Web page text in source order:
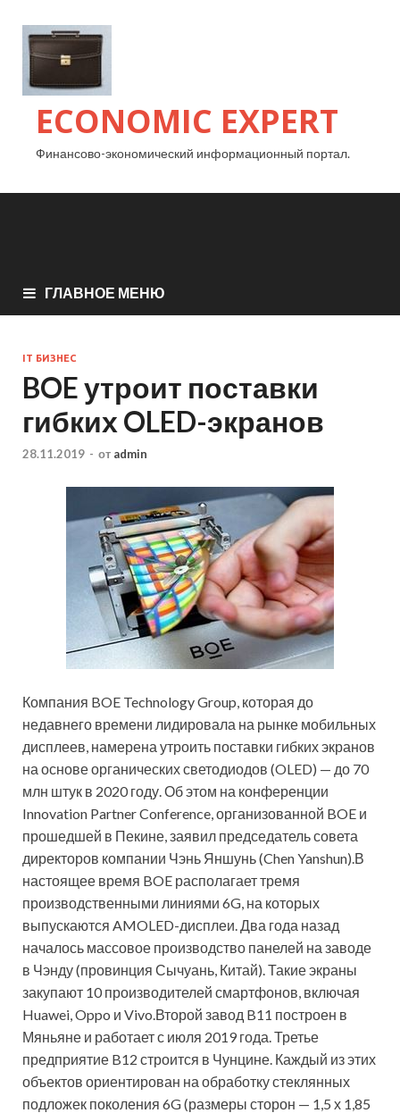
ECONOMIC EXPERT
Финансово-экономический информационный портал.
ГЛАВНОЕ МЕНЮ
IT БИЗНЕС
BOE утроит поставки
гибких OLED-экранов
28.11.2019 - от admin
Компания BOE Technology Group, которая до
недавнего времени лидировала на рынке мобильных
дисплеев, намерена утроить поставки гибких экранов
на основе органических светодиодов (OLED) — до 70
млн штук в 2020 году. Об этом на конференции
Innovation Partner Conference, организованной BOE и
прошедшей в Пекине, заявил председатель совета
директоров компании Чэнь Яншунь (Chen Yanshun).В
настоящее время BOE располагает тремя
производственными линиями 6G, на которых
выпускаются AMOLED-дисплеи. Два года назад
началось массовое производство панелей на заводе
в Чэнду (провинция Сычуань, Китай). Такие экраны
закупают 10 производителей смартфонов, включая
Huawei, Oppo и Vivo.Второй завод B11 построен в
Мяньяне и работает с июля 2019 года. Третье
предприятие B12 строится в Чунцине. Каждый из этих
объектов ориентирован на обработку стеклянных
подложек поколения 6G (размеры сторон — 1,5 х 1,85